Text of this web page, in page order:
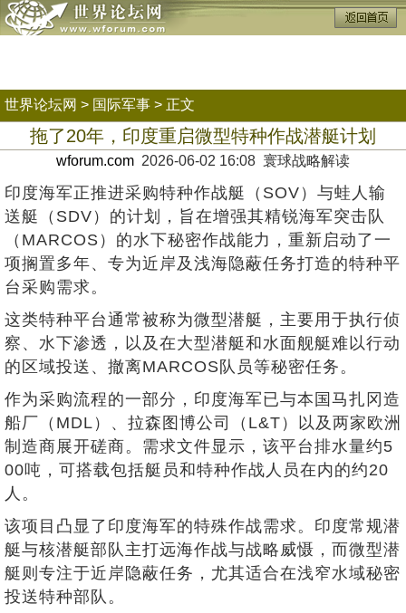
世界论坛网 > 国际军事 > 正文
拖了20年，印度重启微型特种作战潜艇计划
wforum.com 2026-06-02 16:08 寰球战略解读
印度海军正推进采购特种作战艇（SOV）与蛙人输
送艇（SDV）的计划，旨在增强其精锐海军突击队
（MARCOS）的水下秘密作战能力，重新启动了一
项搁置多年、专为近岸及浅海隐蔽任务打造的特种平
台采购需求。
这类特种平台通常被称为微型潜艇，主要用于执行侦
察、水下渗透，以及在大型潜艇和水面舰艇难以行动
的区域投送、撤离MARCOS队员等秘密任务。
作为采购流程的一部分，印度海军已与本国马扎冈造
船厂（MDL）、拉森图博公司（L&T）以及两家欧洲
制造商展开磋商。需求文件显示，该平台排水量约5
00吨，可搭载包括艇员和特种作战人员在内的约20
人。
该项目凸显了印度海军的特殊作战需求。印度常规潜
艇与核潜艇部队主打远海作战与战略威慑，而微型潜
艇则专注于近岸隐蔽任务，尤其适合在浅窄水域秘密
投送特种部队。